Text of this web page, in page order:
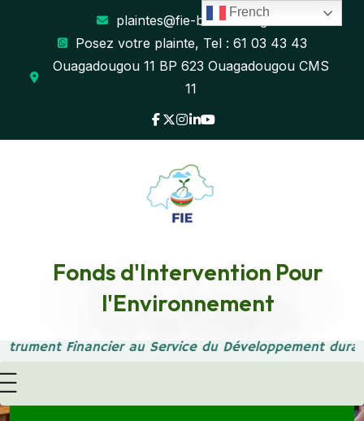
plaintes@fie-burkina.org
Posez votre plainte, Tel : 61 03 43 43
Ouagadougou 11 BP 623 Ouagadougou CMS
11
Fonds d'Intervention Pour
l'Environnement
Financier au Service du Développement
REDUCTION DE LA POLLUTION PLASTIQUE A
USAGE UNIQUE DANS LE SECTEUR DE
L’AGROALIMENTAIRE
LE BURKINA FASO LANCE
French